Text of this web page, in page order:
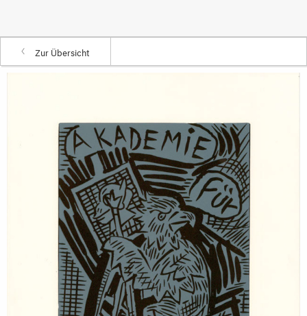
Zur Übersicht